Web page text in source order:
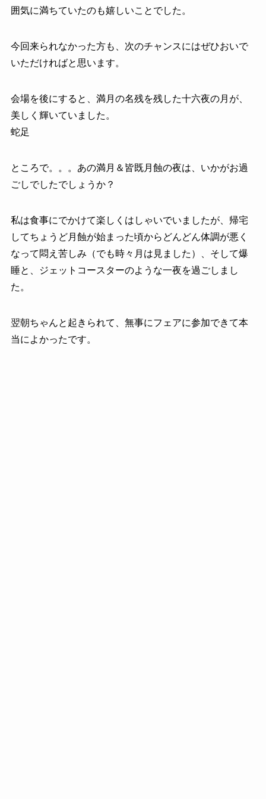
囲気に満ちていたのも嬉しいことでした。
今回来られなかった方も、次のチャンスにはぜひおいで
いただければと思います。
会場を後にすると、満月の名残を残した十六夜の月が、
美しく輝いていました。
蛇足
ところで。。。あの満月＆皆既月蝕の夜は、いかがお過
ごしでしたでしょうか？
私は食事にでかけて楽しくはしゃいでいましたが、帰宅
してちょうど月蝕が始まった頃からどんどん体調が悪く
なって悶え苦しみ（でも時々月は見ました）、そして爆
睡と、ジェットコースターのような一夜を過ごしまし
た。
翌朝ちゃんと起きられて、無事にフェアに参加できて本
当によかったです。